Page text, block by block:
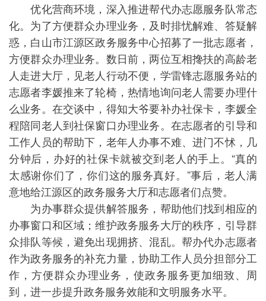
优化营商环境，深入推进帮代办志愿服务队常态
化。为了方便群众办理业务，及时排忧解难、答疑解
惑，白山市江源区政务服务中心招募了一批志愿者，
方便群众办理业务。数日前，两位互相搀扶的高龄老
人走进大厅，见老人行动不便，学雷锋志愿服务站的
志愿者李媛推来了轮椅，热情地询问老人需要办理什
么业务。在交谈中，得知大爷要补办社保卡，李媛全
程陪同老人到社保窗口办理业务。在志愿者的引导和
工作人员的帮助下，老年人办事不难、进门不怵，几
分钟后，办好的社保卡就被交到老人的手上。“真的
太感谢你们了，你们这的服务真好。”事后，老人满
意地给江源区的政务服务大厅和志愿者们点赞。
为办事群众提供解答服务，帮助他们找到相应的
办事窗口和区域；维护政务服务大厅的秩序，引导群
众排队等候，避免出现拥挤、混乱。帮办代办志愿者
作为政务服务的补充力量，协助工作人员分担部分工
作，方便群众办理业务，使政务服务更加细致、周
到，进一步提升政务服务效能和文明服务水平。